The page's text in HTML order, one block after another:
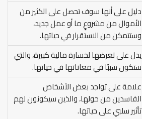
دليل على أنها سوف تحصل على الكثير من
الأموال من مشروعٍ ما أو عمل جديد،
وستتمكن من الاستقرار في حياتها.
يدل على تعرضها لخسارة مالية كبيرة، والتي
ستكون سببًا في معاناتها في حياتها.
علامة على تواجد بعض الأشخاص
الفاسدين من حولها، والذين سيكونون لهم
تأثير سلبي على حياتها.